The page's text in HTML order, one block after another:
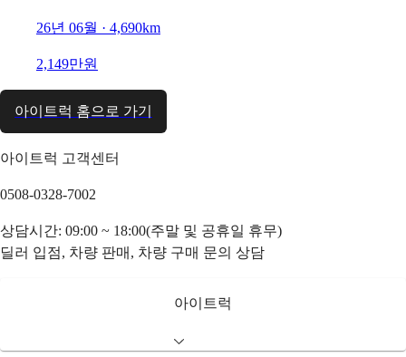
26년 06월 · 4,690km
2,149만원
아이트럭 홈으로 가기
아이트럭 고객센터
0508-0328-7002
상담시간: 09:00 ~ 18:00(주말 및 공휴일 휴무)
딜러 입점, 차량 판매, 차량 구매 문의 상담
아이트럭